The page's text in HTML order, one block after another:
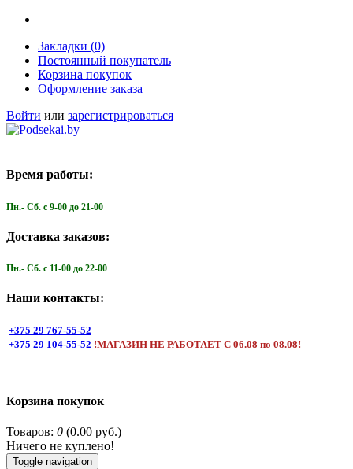
Закладки (0)
Постоянный покупатель
Корзина покупок
Оформление заказа
Войти или зарегистрироваться
Время работы:
Пн.- Cб. с 9-00 до 21-00
Доставка заказов:
Пн.- Cб. с 11-00 до 22-00
Наши контакты:
+375 29 767-55-52
+375 29 104-55-52 !МАГАЗИН НЕ РАБОТАЕТ С 06.08 по 08.08!
Корзина покупок
Товаров: 0 (0.00 руб.)
Ничего не куплено!
Toggle navigation